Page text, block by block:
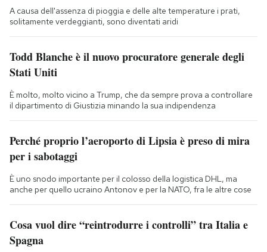
A causa dell'assenza di pioggia e delle alte temperature i prati,
solitamente verdeggianti, sono diventati aridi
Todd Blanche è il nuovo procuratore generale degli
Stati Uniti
È molto, molto vicino a Trump, che da sempre prova a controllare
il dipartimento di Giustizia minando la sua indipendenza
Perché proprio l’aeroporto di Lipsia è preso di mira
per i sabotaggi
È uno snodo importante per il colosso della logistica DHL, ma
anche per quello ucraino Antonov e per la NATO, fra le altre cose
Cosa vuol dire “reintrodurre i controlli” tra Italia e
Spagna